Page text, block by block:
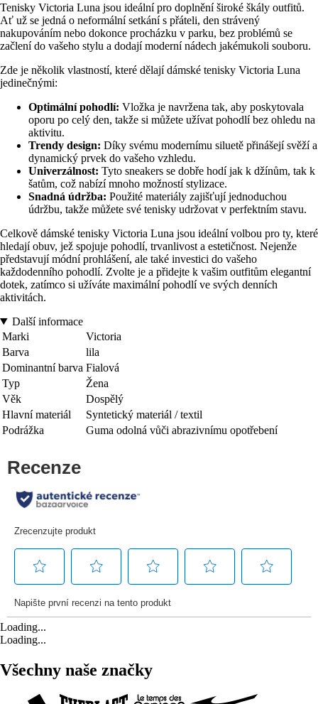
Tenisky Victoria Luna jsou ideální pro doplnění široké škály outfitů.
Ať už se jedná o neformální setkání s přáteli, den strávený
nakupováním nebo dokonce procházku v parku, bez problémů se
začlení do vašeho stylu a dodají moderní nádech jakémukoli souboru.
Zde je několik vlastností, které dělají dámské tenisky Victoria Luna
jedinečnými:
Optimální pohodlí: Vložka je navržena tak, aby poskytovala
oporu po celý den, takže si můžete užívat pohodlí bez ohledu na
aktivitu.
Trendy design: Díky svému modernímu siluetě přinášejí svěží a
dynamický prvek do vašeho vzhledu.
Univerzálnost: Tyto sneakers se dobře hodí jak k džínům, tak k
šatům, což nabízí mnoho možností stylizace.
Snadná údržba: Použité materiály zajišťují jednoduchou
údržbu, takže můžete své tenisky udržovat v perfektním stavu.
Celkově dámské tenisky Victoria Luna jsou ideální volbou pro ty, které
hledají obuv, jež spojuje pohodlí, trvanlivost a estetičnost. Nejenže
představují módní prohlášení, ale také investici do vašeho
každodenního pohodlí. Zvolte je a přidejte k vašim outfitům elegantní
dotek, zatímco si užíváte maximální pohodlí ve svých denních
aktivitách.
Další informace
Marki
Victoria
Barva
lila
Dominantní barva Fialová
Typ
Žena
Věk
Dospělý
Hlavní materiál
Syntetický materiál / textil
Podrážka
Guma odolná vůči abrazivnímu opotřebení
Loading...
Loading...
Všechny naše značky